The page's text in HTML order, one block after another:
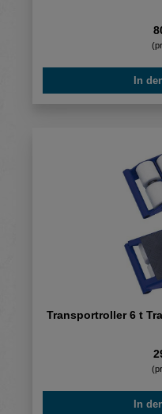
In
Transportroller 6 t
In